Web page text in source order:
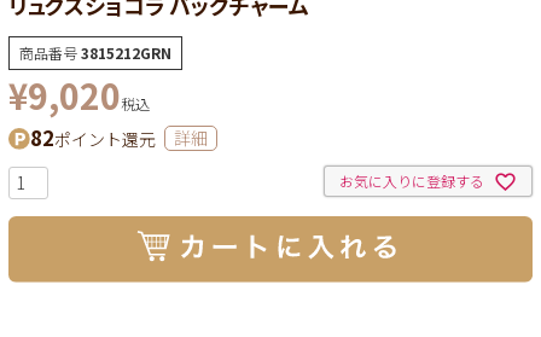
商品番号3815212GRN
¥9,020税込
82ポイント還元 詳細
お気に入りに登録する